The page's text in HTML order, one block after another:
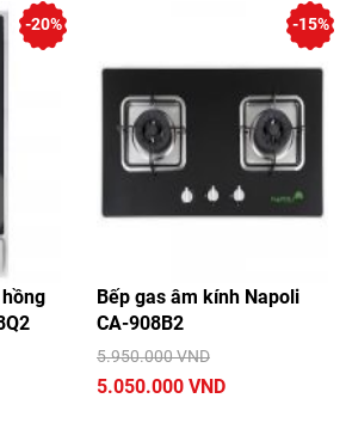
-20%
Bếp gas âm kính Napoli
CA-908B2
5.950.000 VND
5.050.000 VND
-15%